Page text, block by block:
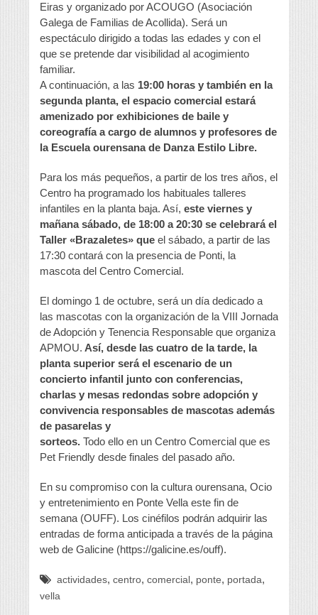
Eiras y organizado por ACOUGO (Asociación
Galega de Familias de Acollida). Será un
espectáculo dirigido a todas las edades y con el
que se pretende dar visibilidad al acogimiento
familiar.
A continuación, a las 19:00 horas y también en la
segunda planta, el espacio comercial estará
amenizado por exhibiciones de baile y
coreografía a cargo de alumnos y profesores de
la Escuelaourensana de Danza Estilo Libre.
Para los más pequeños, a partir de los tres años, el
Centro ha programado los habituales talleres
infantiles en la planta baja. Así, este viernes y
mañana sábado, de 18:00 a 20:30 se celebrará el
Taller «Brazaletes» que el sábado, a partir de las
17:30 contará con la presencia de Ponti, la
mascota del Centro Comercial.
El domingo 1 de octubre, será un día dedicado a
las mascotas con la organización de la VIII Jornada
de Adopción y Tenencia Responsable que organiza
APMOU. Así, desde las cuatro de la tarde, la
planta superior será el escenario de un
concierto infantil junto con conferencias,
charlas y mesas redondas sobre adopción y
convivencia responsables de mascotas además
de pasarelas y
sorteos. Todo ello en un Centro Comercial que es
Pet Friendly desde finales del pasado año.
En su compromiso con la cultura ourensana, Ocio
y entretenimiento en Ponte Vella este fin de
semana (OUFF). Los cinéfilos podrán adquirir las
entradas de forma anticipada a través de la página
web de Galicine (https://galicine.es/ouff).
actividades, centro, comercial , ponte, portada,
vella